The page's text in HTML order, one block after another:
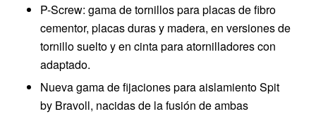
P-Screw: gama de tornillos para placas de fibro
cementor, placas duras y madera, en versiones de
tornillo suelto y en cinta para atornilladores con
adaptado.
Nueva gama de fijaciones para aislamiento Spit
by Bravoll, nacidas de la fusión de ambas